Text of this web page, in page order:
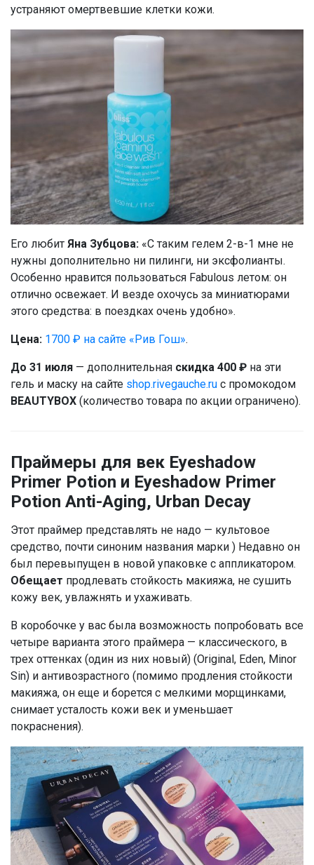
устраняют омертвевшие клетки кожи.
Его любит Яна Зубцова: «С таким гелем 2-в-1 мне не
нужны дополнительно ни пилинги, ни эксфолианты.
Особенно нравится пользоваться Fabulous летом: он
отлично освежает. И везде охочусь за миниатюрами
этого средства: в поездках очень удобно».
Цена: 1700 ₽ на сайте «Рив Гош».
До 31 июля — дополнительная скидка 400 ₽ на эти
гель и маску на сайте shop.rivegauche.ru с промокодом
BEAUTYBOX (количество товара по акции ограничено).
Праймеры для век Eyeshadow
Primer Potion и Eyeshadow Primer
Potion Anti-Aging, Urban Decay
Этот праймер представлять не надо — культовое
средство, почти синоним названия марки ) Недавно он
был перевыпущен в новой упаковке с аппликатором.
Обещает продлевать стойкость макияжа, не сушить
кожу век, увлажнять и ухаживать.
В коробочке у вас была возможность попробовать все
четыре варианта этого праймера — классического, в
трех оттенках (один из них новый) (Original, Eden, Minor
Sin) и антивозрастного (помимо продления стойкости
макияжа, он еще и борется с мелкими морщинками,
снимает усталость кожи век и уменьшает
покраснения).